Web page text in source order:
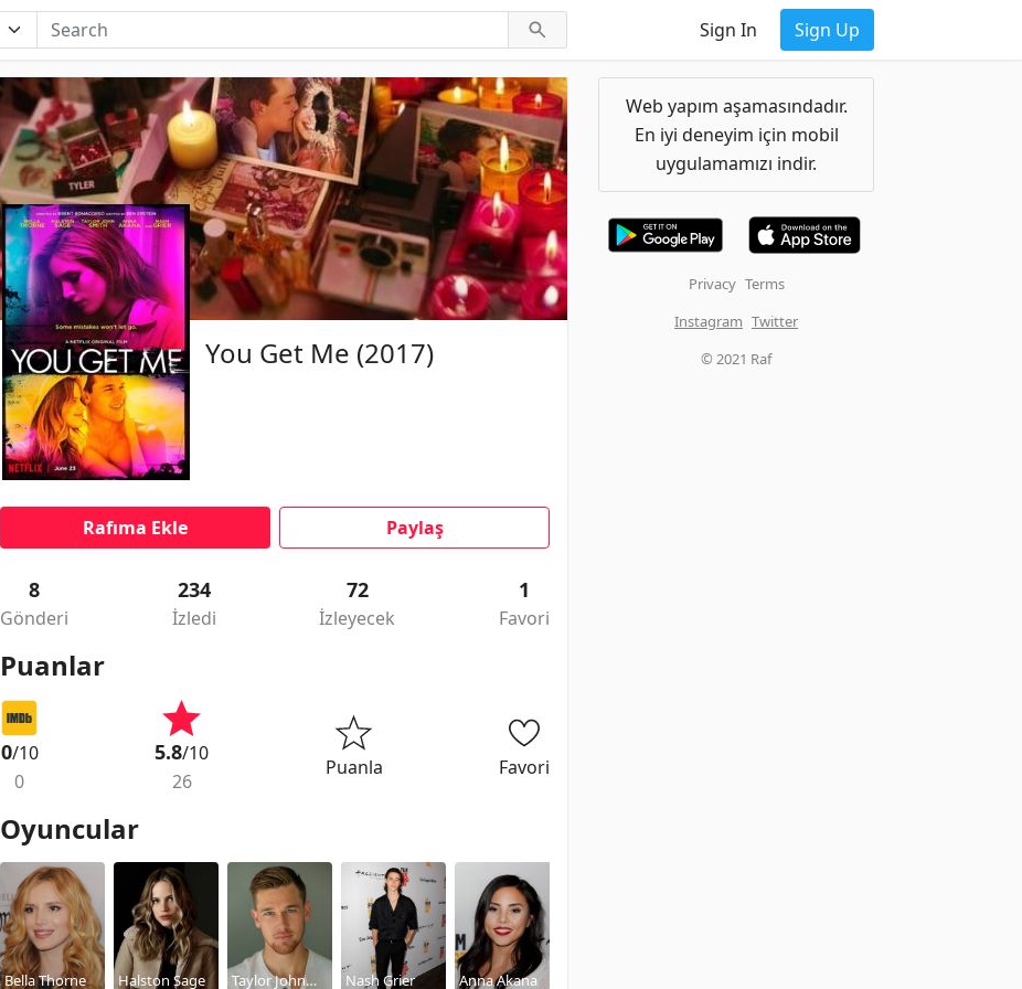
Sign In Sign Up
You Get Me (2017)
Rafıma Ekle Paylaş
8
Gönderi
234
İzledi
72
İzleyecek
1
Favori
Puanlar
0/10
0
5.8/10
26
Puanla Favori
Oyuncular
Bella Thorne Halston Sage Taylor John Nash Grier Anna Akana
Web yapım aşamasındadır.
En iyi deneyim için mobil
uygulamamızı indir.
Privacy Terms
Instagram Twitter
© 2021 Raf